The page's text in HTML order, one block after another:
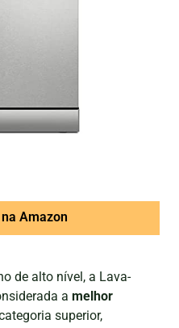
Amazon
de alto nível, a Lava-
a melhor
superior,